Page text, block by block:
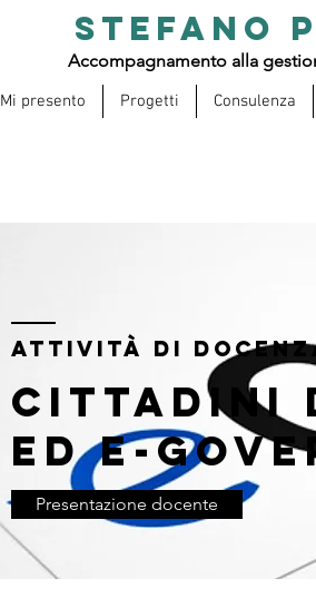
STEFANO
Accompagnamento alla
Mi presento Progetti Consulenza
ATTIVITà DI
Cittadini
ed E-
Presentazione docente